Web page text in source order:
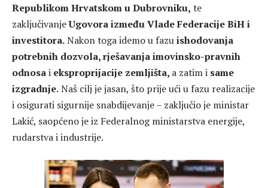
Republikom Hrvatskom u Dubrovniku, te
zaključivanjeUgovora između Vlade Federacije BiH i
investitora.Nakon toga idemo u fazuishodovanja
potrebnih dozvola, rješavanja imovinsko-pravnih
odnosai eksproprijacije zemljišta, a zatim i same
izgradnje.Naš cilj je jasan, što prije ući u fazu realizacije
i osigurati sigurnije snabdijevanje – zaključio je ministar
Lakić, saopćeno je iz Federalnog ministarstva energije,
rudarstva i industrije.